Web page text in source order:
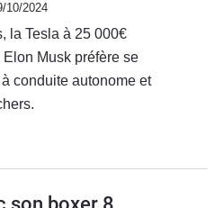
10/2024
la Tesla à 25 000€
Elon Musk préfère se
conduite autonome et